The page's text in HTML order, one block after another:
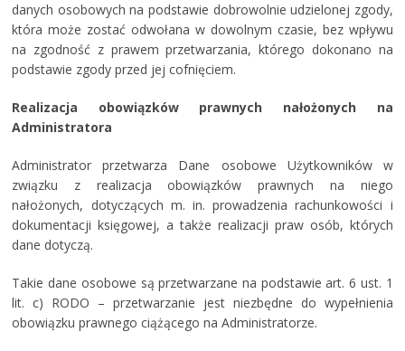
danych osobowych na podstawie dobrowolnie udzielonej zgody,
która może zostać odwołana w dowolnym czasie, bez wpływu
na zgodność z prawem przetwarzania, którego dokonano na
podstawie zgody przed jej cofnięciem.
Realizacja obowiązków prawnych nałożonych na
Administratora
Administrator przetwarza Dane osobowe Użytkowników w
związku z realizacja obowiązków prawnych na niego
nałożonych, dotyczących m. in. prowadzenia rachunkowości i
dokumentacji księgowej, a także realizacji praw osób, których
dane dotyczą.
Takie dane osobowe są przetwarzane na podstawie art. 6 ust. 1
lit. c) RODO – przetwarzanie jest niezbędne do wypełnienia
obowiązku prawnego ciążącego na Administratorze.